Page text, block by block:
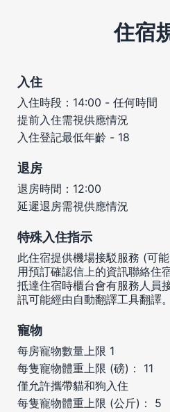
住宿
入住
入住時段：14:00 - 任何時間
提前入住需視供應情況
入住登記最低年齡 - 18
退房
退房時間：12:00
延遲退房需視供應情況
特殊入住指示
此住宿提供機場接駁服務 (可
用預訂確認信上的資訊聯絡住
抵達住宿時櫃台會有服務人員
訊可能經由自動翻譯工具翻譯。
寵物
每房寵物數量上限 1
每隻寵物體重上限 (磅)： 11
僅允許攜帶貓和狗入住
每隻寵物體重上限 (公斤)： 5